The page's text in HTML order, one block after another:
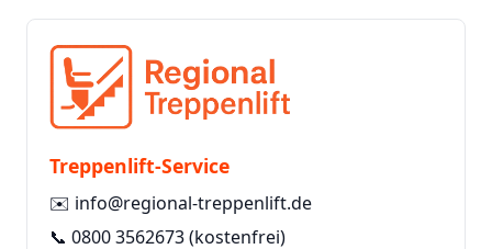
Treppenlift-Service
✉️ info@regional-treppenlift.de
📞 0800 3562673(kostenfrei)